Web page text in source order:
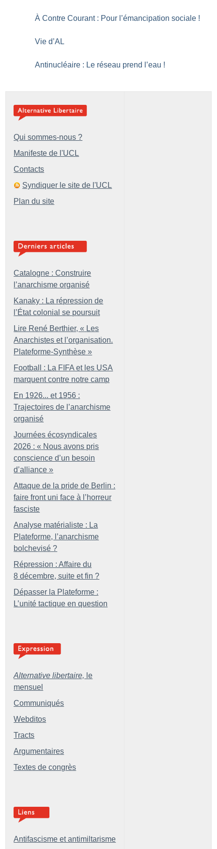
À Contre Courant : Pour l’émancipation sociale !
Vie d’AL
Antinucléaire : Le réseau prend l’eau !
Qui sommes-nous ?
Manifeste de l'UCL
Contacts
Syndiquer le site de l'UCL
Plan du site
Catalogne : Construire
l’anarchisme organisé
Kanaky : La répression de
l’État colonial se poursuit
Lire René Berthier, « Les
Anarchistes et l’organisation.
Plateforme-Synthèse »
Football : La FIFA et les USA
marquent contre notre camp
En 1926... et 1956 :
Trajectoires de l’anarchisme
organisé
Journées écosyndicales
2026 : « Nous avons pris
conscience d’un besoin
d’alliance »
Attaque de la pride de Berlin :
faire front uni face à l’horreur
fasciste
Analyse matérialiste : La
Plateforme, l’anarchisme
bolchevisé ?
Répression : Affaire du
8 décembre, suite et fin ?
Dépasser la Plateforme :
L’unité tactique en question
Alternative libertaire, le
mensuel
Communiqués
Webditos
Tracts
Argumentaires
Textes de congrès
Antifascisme et antimiltarisme